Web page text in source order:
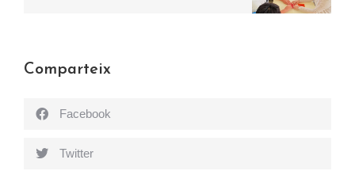
Comparteix
Facebook
Twitter